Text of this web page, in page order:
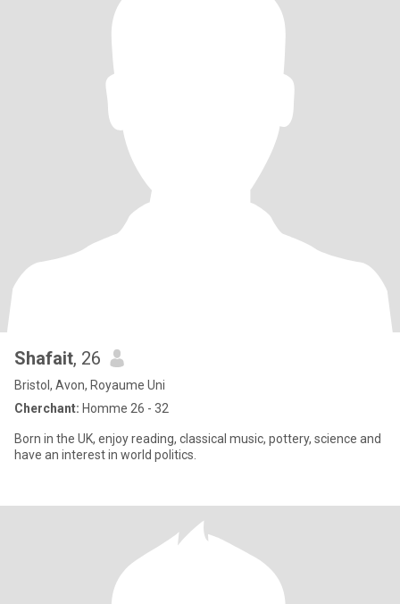
Shafait, 26
Bristol, Avon, Royaume Uni
Cherchant: Homme 26 - 32
Born in the UK, enjoy reading, classical music, pottery, science and
have an interest in world politics.